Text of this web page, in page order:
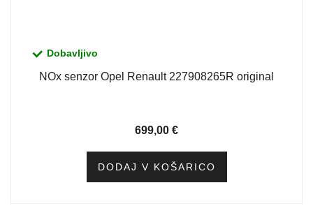
Dobavljivo
NOx senzor Opel Renault 227908265R original
699,00 €
DODAJ V KOŠARICO